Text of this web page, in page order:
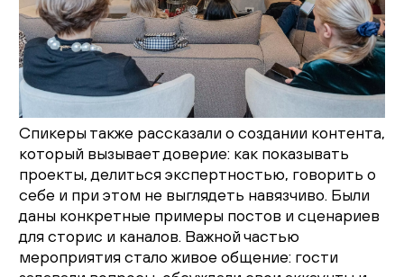
Спикеры также рассказали о создании контента,
который вызывает доверие: как показывать
проекты, делиться экспертностью, говорить о
себе и при этом не выглядеть навязчиво. Были
даны конкретные примеры постов и сценариев
для сторис и каналов. Важной частью
мероприятия стало живое общение: гости